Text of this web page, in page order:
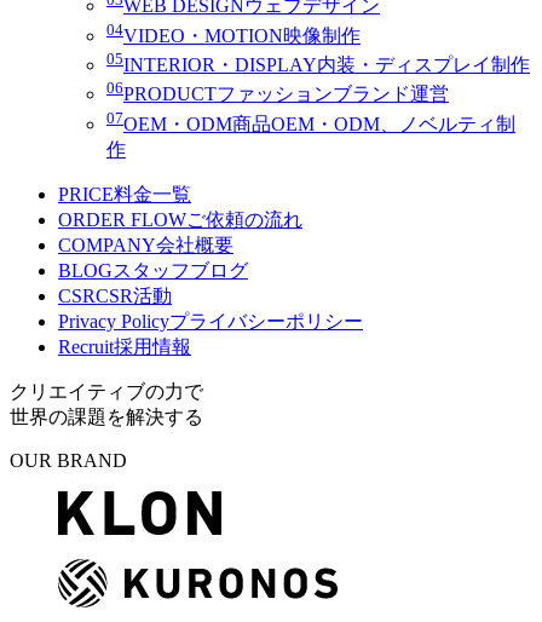
WEB DESIGN ウェブデザイン
04VIDEO・MOTION映像制作
05INTERIOR・DISPLAY内装・ディスプレイ制作
06PRODUCTファッションブランド運営
07OEM・ODM商品OEM・ODM、ノベルティ制
作
PRICE料金一覧
ORDER FLOWご依頼の流れ
COMPANY会社概要
BLOGスタッフブログ
CSRCSR活動
Privacy Policyプライバシーポリシー
Recruit採用情報
クリエイティブの力で
世界の課題を解決する
OUR BRAND